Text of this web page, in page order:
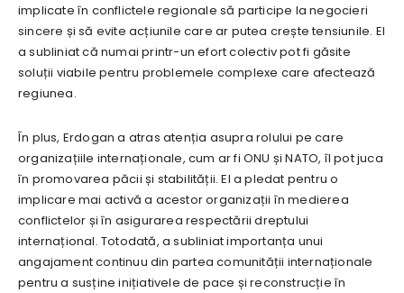
implicate în conflictele regionale să participe la negocieri
sincere și să evite acțiunile care ar putea crește tensiunile. El
a subliniat că numai printr-un efort colectiv pot fi găsite
soluții viabile pentru problemele complexe care afectează
regiunea.
În plus, Erdogan a atras atenția asupra rolului pe care
organizațiile internaționale, cum ar fi ONU și NATO, îl pot juca
în promovarea păcii și stabilității. El a pledat pentru o
implicare mai activă a acestor organizații în medierea
conflictelor și în asigurarea respectării dreptului
internațional. Totodată, a subliniat importanța unui
angajament continuu din partea comunității internaționale
pentru a susține inițiativele de pace și reconstrucție în